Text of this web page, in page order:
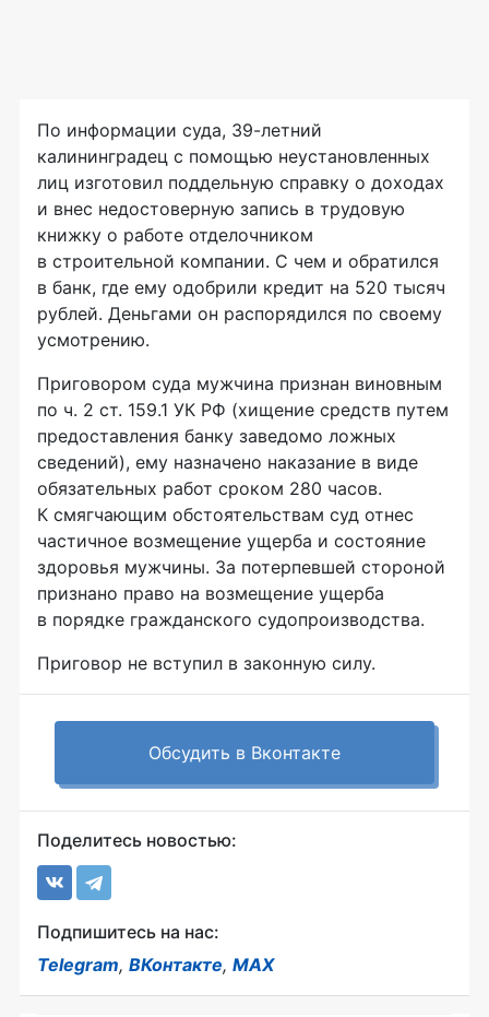
По информации суда, 39-летний
калининградец с помощью неустановленных
лиц изготовил поддельную справку о доходах
и внес недостоверную запись в трудовую
книжку о работе отделочником
в строительной компании. С чем и обратился
в банк, где ему одобрили кредит на 520 тысяч
рублей. Деньгами он распорядился по своему
усмотрению.
Приговором суда мужчина признан виновным
по ч. 2 ст. 159.1 УК РФ (хищение средств путем
предоставления банку заведомо ложных
сведений), ему назначено наказание в виде
обязательных работ сроком 280 часов.
К смягчающим обстоятельствам суд отнес
частичное возмещение ущерба и состояние
здоровья мужчины. За потерпевшей стороной
признано право на возмещение ущерба
в порядке гражданского судопроизводства.
Приговор не вступил в законную силу.
Обсудить в Вконтакте
Поделитесь новостью:
Подпишитесь на нас:
Telegram, ВКонтакте, MAX